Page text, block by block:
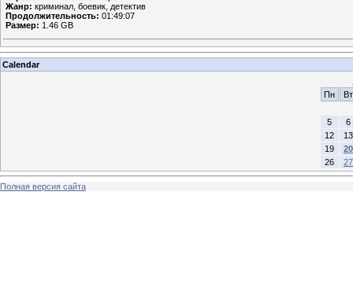
Жанр: криминал, боевик, детектив
Продолжительность: 01:49:07
Размер: 1.46 GB
Calendar
Пн
Вт
5
6
12
13
19
20
26
27
Полная версия сайта